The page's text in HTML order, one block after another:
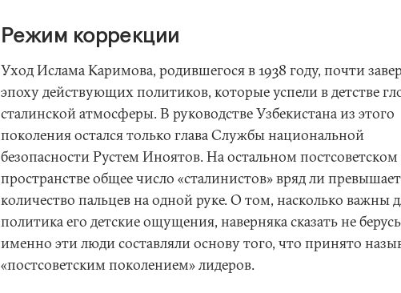
Режим коррекции
Уход Ислама Каримова, родившегося в 1938 году, почти
эпоху действующих политиков, которые успели в детстве
сталинской атмосферы. В руководстве Узбекистана из этого
поколения остался только глава Службы национальной
безопасности Рустем Иноятов. На остальном постсоветском
пространстве общее число «сталинистов» вряд ли превышает
количество пальцев на одной руке. О том, насколько важны
политика его детские ощущения, наверняка сказать не
именно эти люди составляли основу того, что принято
«постсоветским поколением» лидеров.